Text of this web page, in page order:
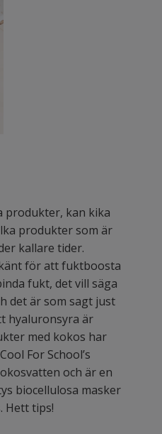
produkter, kan kika
produkter som är
kallare tider.
för att fuktboosta
fukt, det vill säga
det är som sagt just
hyaluronsyra är
med kokos har
For School’s
och är en
biocellulosa masker
Hett tips!